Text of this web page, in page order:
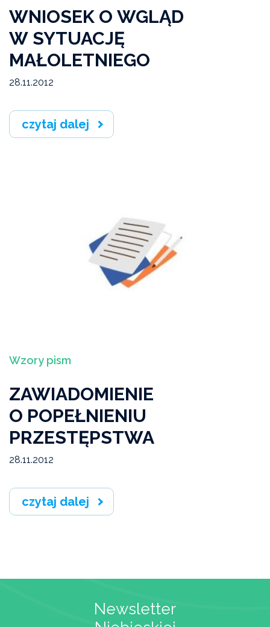
WNIOSEK O WGLĄD
W SYTUACJĘ
MAŁOLETNIEGO
28.11.2012
czytaj dalej
Wzory pism
ZAWIADOMIENIE
O POPEŁNIENIU
PRZESTĘPSTWA
28.11.2012
czytaj dalej
Newsletter